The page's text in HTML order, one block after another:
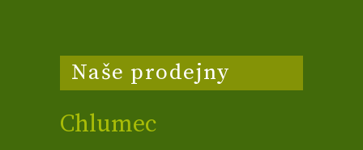
Naše prodejny
Chlumec